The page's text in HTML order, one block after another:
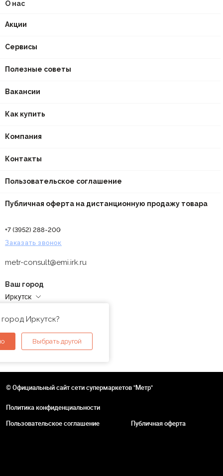
О нас
Акции
Сервисы
Полезные советы
Вакансии
Как купить
Компания
Контакты
Пользовательское соглашение
Публичная оферта на дистанционную продажу товара
+7 (3952) 288-200
Заказать звонок
metr-consult@emi.irk.ru
Ваш город
Иркутск
Иркутск?
Выбрать другой
© Официальный сайт сети супермаркетов "Метр"
Политика конфиденциальности
Пользовательское соглашение
Публичная оферта